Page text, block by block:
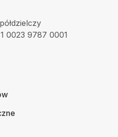
0023 9787 0001